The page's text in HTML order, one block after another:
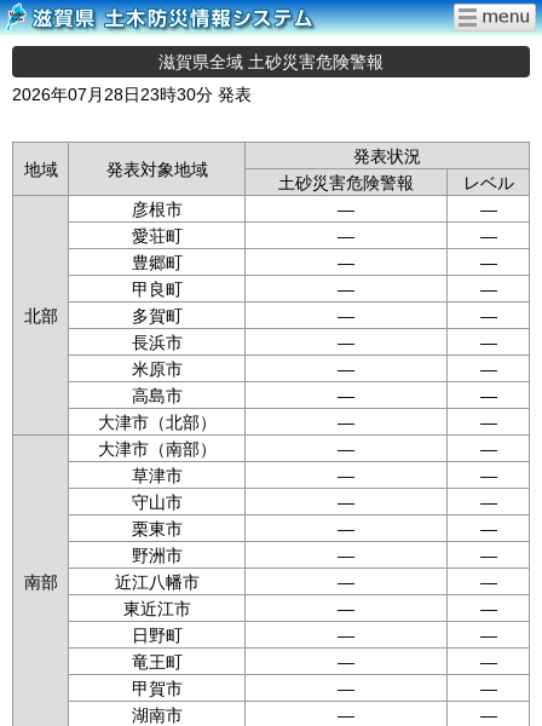
滋賀県全域 土砂災害危険警報
2026年07月28日23時30分 発表
地域 発表対象地域
発表状況
土砂災害危険警報
レベル
北部
彦根市 —
—
愛荘町
—
—
豊郷町
—
—
甲良町
—
—
多賀町
—
—
長浜市
—
—
米原市
—
—
高島市
—
—
大津市（北部）
— —
南部
大津市（南部） —
—
草津市
—
—
守山市
—
—
栗東市
—
—
野洲市
—
—
近江八幡市
—
—
東近江市
—
—
日野町
—
—
竜王町
—
—
甲賀市
—
—
湖南市
— —